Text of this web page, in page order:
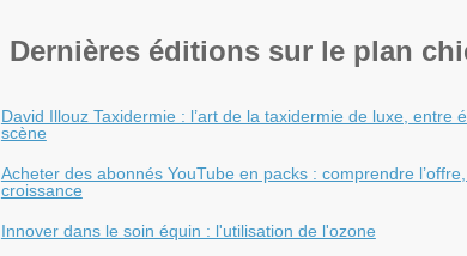
Dernières éditions sur le plan
David Illouz Taxidermie : l’art de la taxidermie de luxe, entre
scène
Acheter des abonnés YouTube en packs : comprendre
croissance
Innover dans le soin équin : l'utilisation de l'ozone